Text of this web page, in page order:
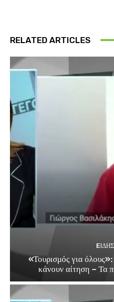
RELATED ARTICLES
«Τουρισμός για
κάνουν αίτηση – Τα